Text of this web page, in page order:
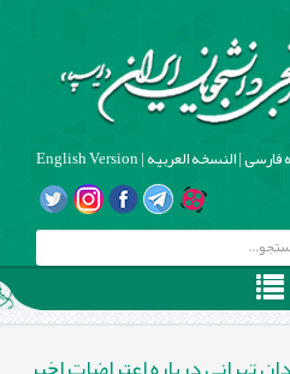
|النسخه العربیه|
English Version